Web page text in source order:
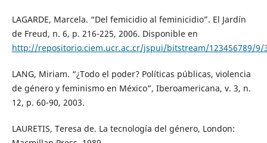
LAGARDE, Marcela. “Del femicidio al feminicidio”. El Jardín
de Freud, n. 6, p. 216-225, 2006. Disponible en
http://repositorio.ciem.ucr.ac.cr/jspui/bitstream/123456789/9/
LANG, Miriam. “¿Todo el poder? Políticas públicas, violencia
de género y feminismo en México”, Iberoamericana, v. 3, n.
12, p. 60-90, 2003.
LAURETIS, Teresa de. La tecnología del género, London: